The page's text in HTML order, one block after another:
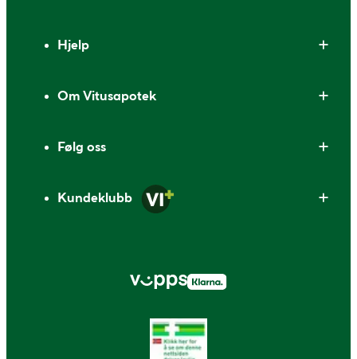
Hjelp
Om Vitusapotek
Følg oss
Kundeklubb